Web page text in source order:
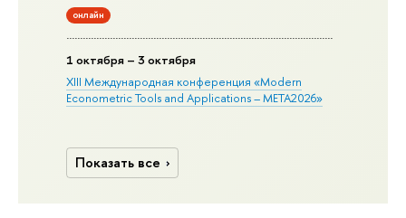
онлайн
1 октября – 3 октября
XIII Международная конференция «Modern
Econometric Tools and Applications – META2026»
Показать все